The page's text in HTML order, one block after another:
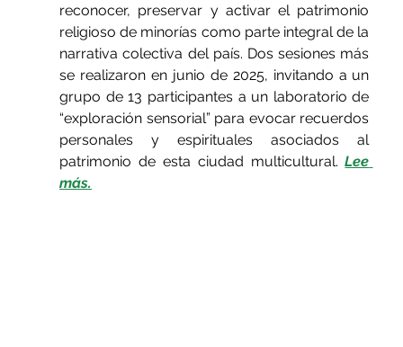
reconocer, preservar y activar el patrimonio
religioso de minorías como parte integral de la
narrativa colectiva del país. Dos sesiones más
se realizaron en junio de 2025, invitando a un
grupo de 13 participantes a un laboratorio de
“exploración sensorial” para evocar recuerdos
personales y espirituales asociados al
patrimonio de esta ciudad multicultural. Lee
más.